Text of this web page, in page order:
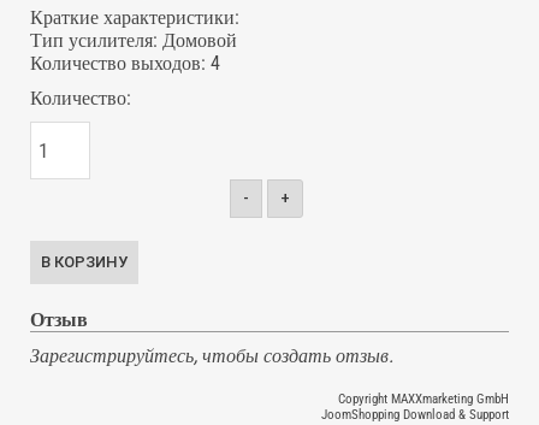
Краткие характеристики:
Тип усилителя: Домовой
Количество выходов: 4
Количество:
- +
Отзыв
Зарегистрируйтесь, чтобы создать отзыв.
Copyright MAXXmarketing GmbH
JoomShopping Download & Support